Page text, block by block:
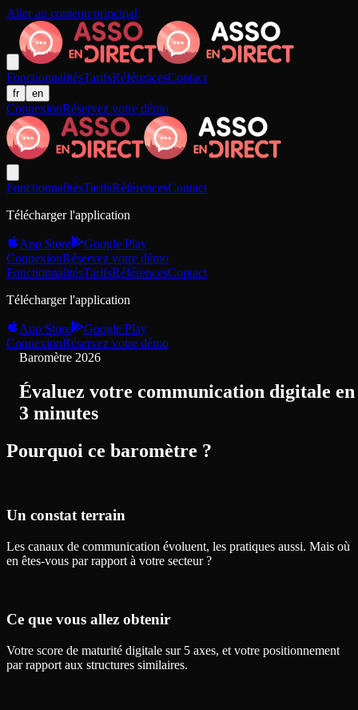
Aller au contenu principal
FonctionnalitésTarifsRéférencesContact
fr en
ConnexionRéservez votre démo
FonctionnalitésTarifsRéférencesContact
Télécharger l'application
App Store
Google Play
ConnexionRéservez votre démo
FonctionnalitésTarifsRéférencesContact
Télécharger l'application
App Store
Google Play
ConnexionRéservez votre démo
Baromètre 2026
Évaluez votre communication digitale en
3 minutes
Pourquoi ce baromètre ?
Un constat terrain
Les canaux de communication évoluent, les pratiques aussi. Mais où
en êtes-vous par rapport à votre secteur ?
Ce que vous allez obtenir
Votre score de maturité digitale sur 5 axes, et votre positionnement
par rapport aux structures similaires.